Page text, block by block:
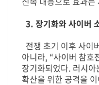
3. 장기화와 사이버
전쟁 초기 이후 사이
아니라, “사이버 참
장기화되었다. 러시
확산을 위한 공격을